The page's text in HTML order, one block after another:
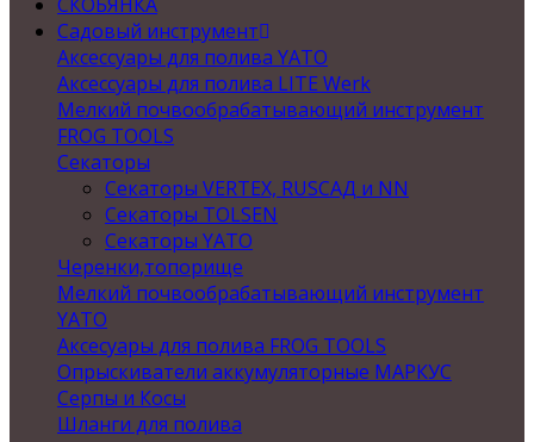
Садовый инструмент
Аксессуары для полива YATO
Аксессуары для полива LITE Werk
Мелкий почвообрабатывающий инструмент
FROG TOOLS
Секаторы
Секаторы VERTEX, RUSСАД и NN
Секаторы TOLSEN
Секаторы YATO
Черенки,топорище
Мелкий почвообрабатывающий инструмент
YATO
Аксесуары для полива FROG TOOLS
Опрыскиватели аккумуляторные МАРКУС
Серпы и Косы
Шланги для полива